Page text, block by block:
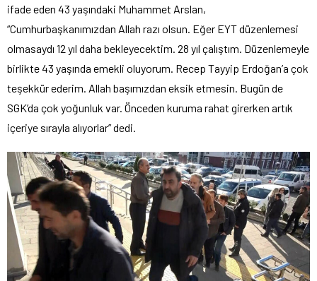
ifade eden 43 yaşındaki Muhammet Arslan,
“Cumhurbaşkanımızdan Allah razı olsun. Eğer EYT düzenlemesi
olmasaydı 12 yıl daha bekleyecektim. 28 yıl çalıştım. Düzenlemeyle
birlikte 43 yaşında emekli oluyorum. Recep Tayyip Erdoğan’a çok
teşekkür ederim. Allah başımızdan eksik etmesin. Bugün de
SGK’da çok yoğunluk var. Önceden kuruma rahat girerken artık
içeriye sırayla alıyorlar” dedi.